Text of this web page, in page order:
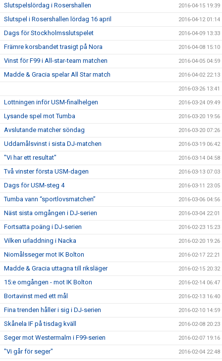
Slutspelslördag i Rosershallen 2016-04-15 19:39
Slutspel i Rosershallen lördag 16 april 2016-04-12 01:14
Dags för Stockholmsslutspelet 2016-04-09 13:33
Främre korsbandet trasigt på Nora 2016-04-08 15:10
Vinst för F99 i All-star-team matchen 2016-04-05 04:59
Madde & Gracia spelar All Star match 2016-04-02 22:13
2016-03-26 13:41
Lottningen inför USM-finalhelgen 2016-03-24 09:49
Lysande spel mot Tumba 2016-03-20 19:56
Avslutande matcher söndag 2016-03-20 07:26
Uddamålsvinst i sista DJ-matchen 2016-03-19 06:42
"Vi har ett resultat" 2016-03-14 04:58
Två vinster första USM-dagen 2016-03-13 07:03
Dags för USM-steg 4 2016-03-11 23:05
Tumba vann “sportlovsmatchen” 2016-03-06 04:56
Näst sista omgången i DJ-serien 2016-03-04 22:01
Fortsatta poäng i DJ-serien 2016-02-23 15:23
Vilken urladdning i Nacka 2016-02-20 19:26
Niomålsseger mot IK Bolton 2016-02-17 22:21
Madde & Gracia uttagna till riksläger 2016-02-15 20:32
15:e omgången - mot IK Bolton 2016-02-14 06:47
Bortavinst med ett mål 2016-02-13 16:40
Fina trenden håller i sig i DJ-serien 2016-02-10 14:59
Skånela IF på tisdag kväll 2016-02-08 20:23
Seger mot Westermalm i F99-serien 2016-02-07 19:16
"Vi går för seger" 2016-02-04 22:48